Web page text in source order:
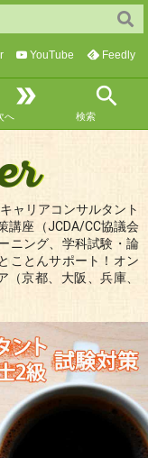

へ

検索
YouTube Feedly
ャリアコンサルタント
講座（JCDA/CC協議会
ニング、学科試験・論
ことんサポート！オン
京都、大阪、兵庫、